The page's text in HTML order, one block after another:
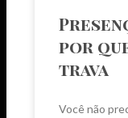
por
trava
Você não